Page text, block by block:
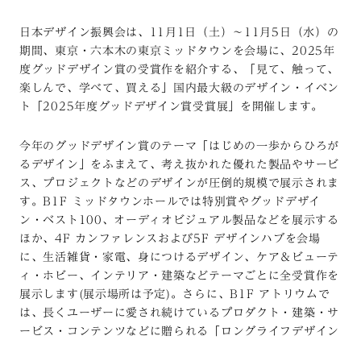
日本デザイン振興会は、11月1日（土）〜11月5日（水）の
期間、東京・六本木の東京ミッドタウンを会場に、2025年
度グッドデザイン賞の受賞作を紹介する、「見て、触って、
楽しんで、学べて、買える」国内最大級のデザイン・イベン
ト「2025年度グッドデザイン賞受賞展」を開催します。
今年のグッドデザイン賞のテーマ「はじめの一歩からひろが
るデザイン」をふまえて、考え抜かれた優れた製品やサービ
ス、プロジェクトなどのデザインが圧倒的規模で展示されま
す。B1F ミッドタウンホールでは特別賞やグッドデザイ
ン・ベスト100、オーディオビジュアル製品などを展示する
ほか、4F カンファレンスおよび5F デザインハブを会場
に、生活雑貨・家電、身につけるデザイン、ケア＆ビューテ
ィ・ホビー、インテリア・建築などテーマごとに全受賞作を
展示します(展示場所は予定)。さらに、B1F アトリウムで
は、長くユーザーに愛され続けているプロダクト・建築・サ
ービス・コンテンツなどに贈られる「ロングライフデザイン